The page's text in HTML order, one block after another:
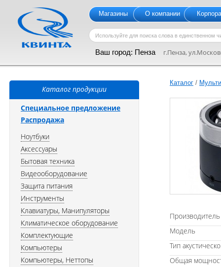
Магазины О компании
Ваш город: Пенза г.Пенза,
Каталог /
Производитель
Модель
Тип
Общая
Каталог продукции
Специальное предложение
Распродажа
Ноутбуки
Аксессуары
Бытовая техника
Видеооборудование
Защита питания
Инструменты
Клавиатуры, Манипуляторы
Климатическое оборудование
Комплектующие
Компьютеры
Компьютеры, Неттопы